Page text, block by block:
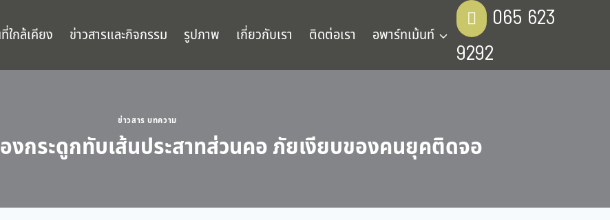
ใกล้เคียง ข่าวสารและกิจกรรม รูปภาพ เกี่ยวกับเรา ติดต่อเรา อพาร์ทเม้นท์
065 623
9292
ข่าวสาร บทความ
กระดูกทับเส้นประสาทส่วนคอ ภัยเงียบของคนยุคติดจอ